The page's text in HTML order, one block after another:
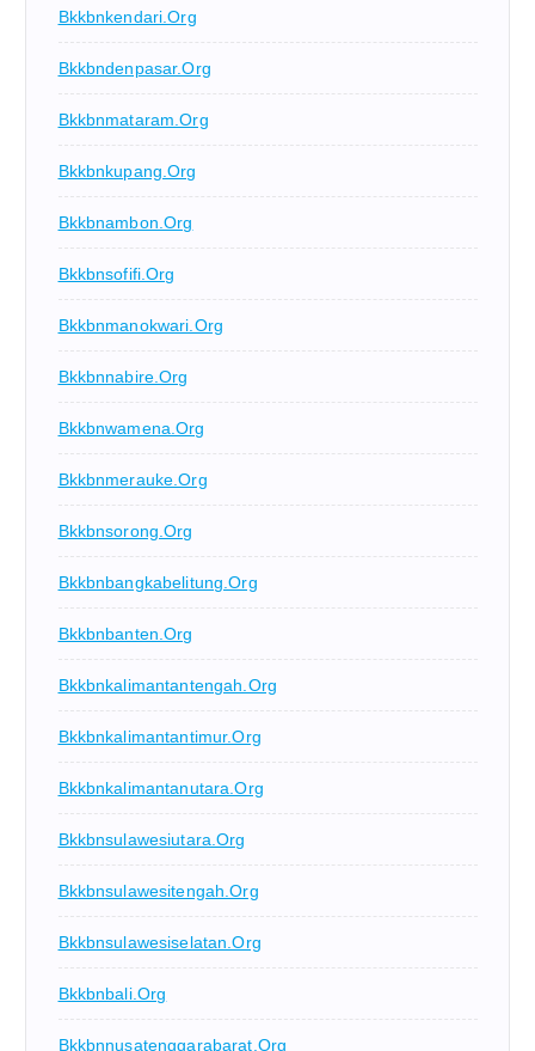
Bkkbnkendari.org
Bkkbndenpasar.org
Bkkbnmataram.org
Bkkbnkupang.org
Bkkbnambon.org
Bkkbnsofifi.org
Bkkbnmanokwari.org
Bkkbnnabire.org
Bkkbnwamena.org
Bkkbnmerauke.org
Bkkbnsorong.org
Bkkbnbangkabelitung.org
Bkkbnbanten.org
Bkkbnkalimantantengah.org
Bkkbnkalimantantimur.org
Bkkbnkalimantanutara.org
Bkkbnsulawesiutara.org
Bkkbnsulawesitengah.org
Bkkbnsulawesiselatan.org
Bkkbnbali.org
Bkkbnnusatenggarabarat.org